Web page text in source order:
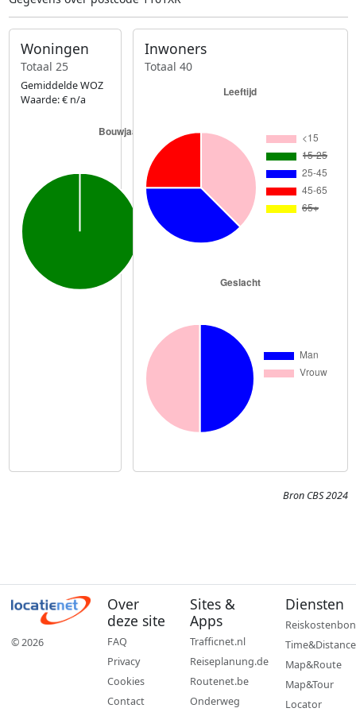
Woningen
Totaal 25
Gemiddelde WOZ
Waarde: € n/a
Inwoners
Totaal 40
Bron CBS 2024
© 2026
Over
deze site
FAQ
Privacy
Cookies
Contact
Sites &
Apps
Trafficnet.nl
Reiseplanung.de
Routenet.be
Onderweg
Diensten
Reiskostenbon
Time&Distance
Map&Route
Map&Tour
Locator